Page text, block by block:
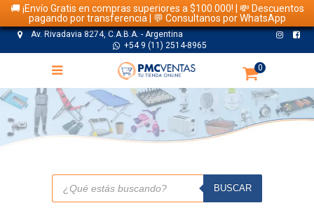
🚚 ¡Envío Gratis en compras superiores a $100.000! | 💸 Descuentos
pagando por transferencia | 💬 Consultanos por WhatsApp
Av. Rivadavia 8274, C.A.B.A. - Argentina
+54 9 (11) 2514-8965
0
TIENDA
Búsqueda
productos
BUSCAR